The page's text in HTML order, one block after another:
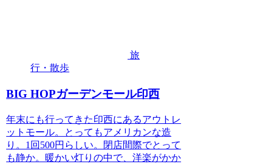
旅
行・散歩
BIG HOPガーデンモール印西
年末にも行ってきた印西にあるアウトレ
ットモール。とってもアメリカンな造
り。1回500円らしい。閉店間際でとって
も静か。暖かい灯りの中で、洋楽がかか